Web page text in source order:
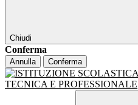
Chiudi
Conferma
Annulla Conferma